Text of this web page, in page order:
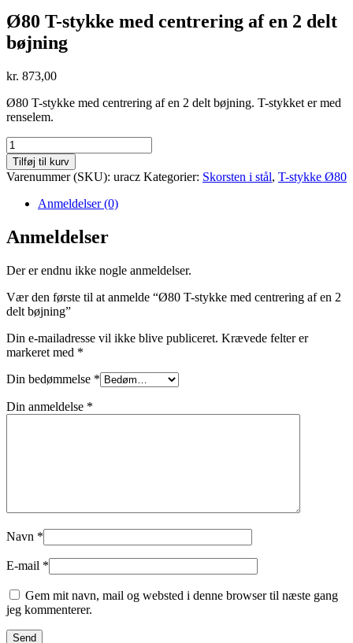
Ø80 T-stykke med centrering af en 2 delt
bøjning
kr. 873,00
Ø80 T-stykke med centrering af en 2 delt bøjning. T-stykket er med
renselem.
Ø80
T-
stykke
med
centrering
en
2
bøjning
Tilføj til kurv
Varenummer (SKU): uracz Kategorier: Skorsten i stål, T-stykke Ø80
Anmeldelser (0)
Anmeldelser
Der er endnu ikke nogle anmeldelser.
Vær den første til at anmelde “Ø80 T-stykke med centrering af en 2
delt bøjning”
Din e-mailadresse vil ikke blive publiceret. Krævede felter er
markeret med *
Din bedømmelse *
Din anmeldelse *
Navn *
E-mail *
Gem mit navn, mail og websted i denne browser til næste gang
jeg kommenterer.